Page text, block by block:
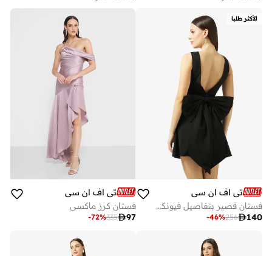
على وشك النفاد
الأكثر طلبا
تي اف ان سي
فستان قصير بتفاصيل فيونكة خلفية
140
256
-46%
تي اف ان سي
فستان كرز ماكسي
97
335
-72%